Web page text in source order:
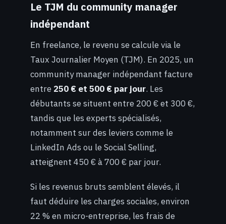
Le TJM du community manager
indépendant
En freelance, le revenu se calcule via le
Taux Journalier Moyen (TJM). En 2025, un
community manager indépendant facture
entre 250 € et 500 € par jour. Les
débutants se situent entre 200 € et 300 €,
tandis que les experts spécialisés,
notamment sur des leviers comme le
LinkedIn Ads ou le Social Selling,
atteignent 450 € à 700 € par jour.
Si les revenus bruts semblent élevés, il
faut déduire les charges sociales, environ
22 % en micro-entreprise, les frais de